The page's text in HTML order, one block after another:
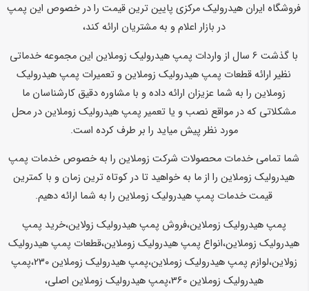
فروشگاه ایران هیدرولیک مرکزی پایین ترین قیمت را در خصوص این پمپ
در بازار اعلام و به مشتریان ارائه کند،
با گذشت 6 سال از واردات پمپ هیدرولیک زوملاین این مجموعه خدماتی
نظیر ارائه قطعات پمپ هیدرولیک زوملاین و تعمیرات پمپ هیدرولیک
زوملاین را به شما عزیزان ارائه داده و با مشاوره دقیق کارشناسان ما
مشکلاتی که در مواقع نصب و یا تعمیر پمپ هیدرولیک زوملاین در محل
مورد نظر پیش میاید را بر طرف کرده است.
شما تمامی خدمات محصولات شرکت زوملاین را به خصوص خدمات پمپ
هیدرولیک زوملاین را از ما به خواهید تا در کوتاه ترین زمان و با کمترین
قیمت خدمات پمپ هیدرولیک زوملاین را به شما ارائه دهیم.
پمپ هیدرولیک زوملاین،فروش پمپ هیدرولیک زولاین،خرید پمپ
هیدرولیک زوملاین،انواع پمپ هیدرولیک زوملاین،قطعات پمپ هیدرولیک
زولاین،لوازم پمپ هیدرولیک زوملاین،پمپ هیدرولیک زوملاین 230،پمپ
هیدرولیک زوملاین 360،پمپ هیدرولیک زوملاین اصلی،